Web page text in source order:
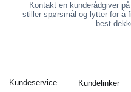
Kontakt en kunderådgiver
stiller spørsmål og lytter for å
best
Kundeservice Kundelinker